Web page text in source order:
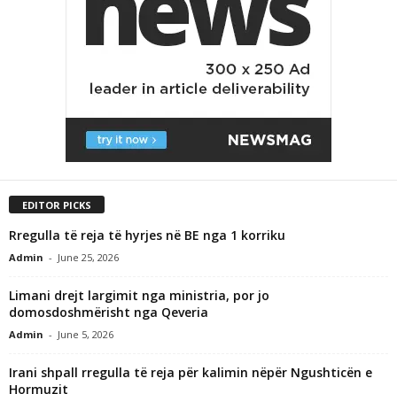
EDITOR PICKS
Rregulla të reja të hyrjes në BE nga 1 korriku
Admin - June 25, 2026
Limani drejt largimit nga ministria, por jo
domosdoshmërisht nga Qeveria
Admin - June 5, 2026
Irani shpall rregulla të reja për kalimin nëpër Ngushticën e
Hormuzit